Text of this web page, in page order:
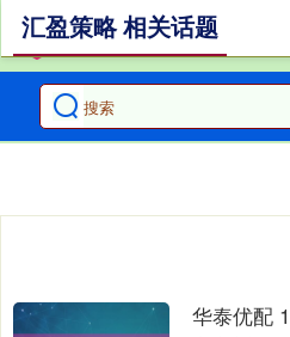
汇盈策略 相关话题